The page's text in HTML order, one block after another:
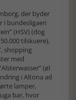
der byder
i bundesligaen
(HSV) (dog
tilskuere),
shopping
med
(øl
i Altona ad
lamper,
bar, hvor